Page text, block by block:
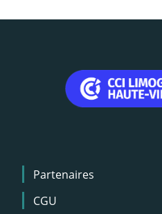
Menu
Pied
de
Partenaires
CGU